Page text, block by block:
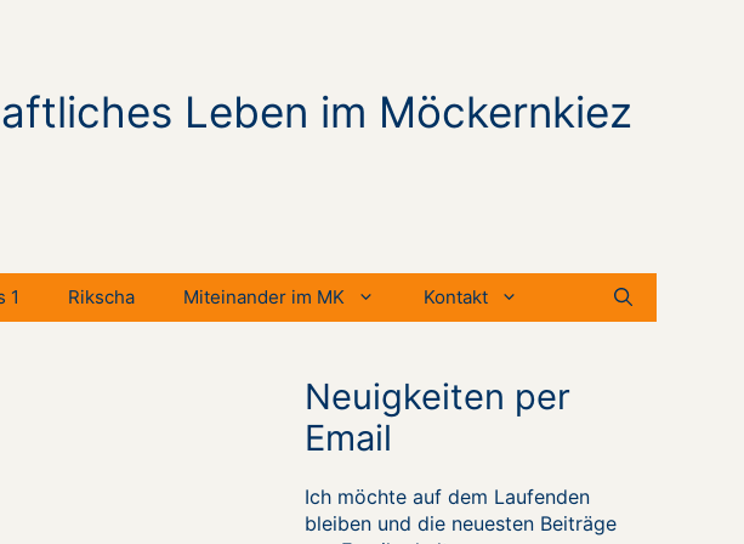
Leben im Möckernkiez
1 Rikscha Miteinander im MK Kontakt
Neuigkeiten per
Email
Ich möchte auf dem Laufenden
bleiben und die neuesten Beiträge